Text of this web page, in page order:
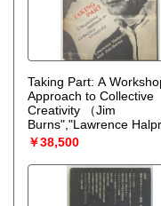
Taking Part: A
Approach to Collective
Creativity
（Jim
Burns","Lawrence
￥38,500